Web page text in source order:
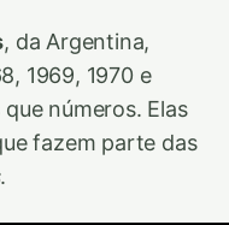
, da Argentina,
1969, 1970 e
números. Elas
fazem parte das
.